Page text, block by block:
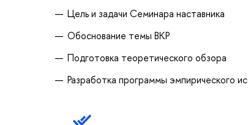
Цель и задачи Семинара наставника
Обоснование темы ВКР
Подготовка теоретического обзора
Разработка программы эмпирического